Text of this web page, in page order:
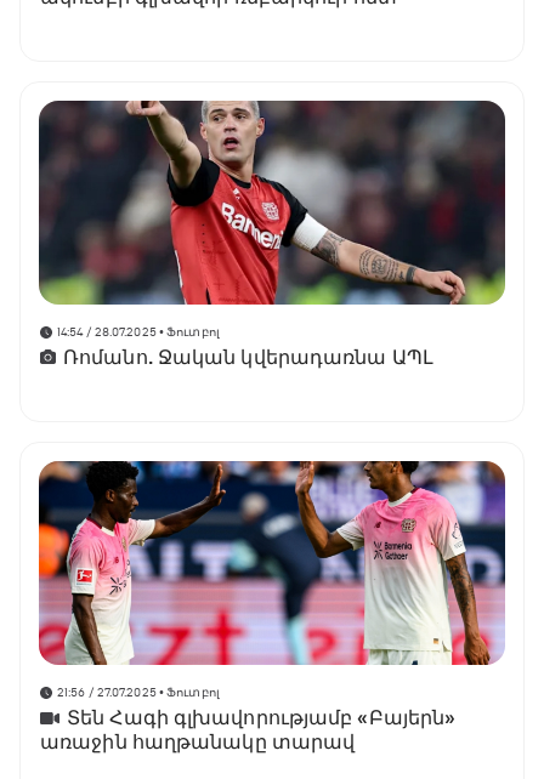
14:54 / 28.07.2025• Ֆուտբոլ
Ռոմանո. Ջական կվերադառնա ԱՊԼ
21:56 / 27.07.2025• Ֆուտբոլ
Տեն Հագի գլխավորությամբ «Բայերն»
առաջին հաղթանակը տարավ